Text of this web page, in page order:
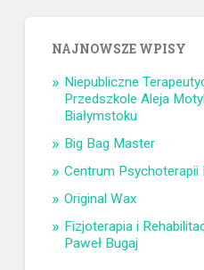
NAJNOWSZE WPISY
Niepubliczne
Przedszkole Aleja
Białymstoku
Big Bag Master
Centrum Psychoterapii
Original Wax
Fizjoterapia i
Paweł Bugaj